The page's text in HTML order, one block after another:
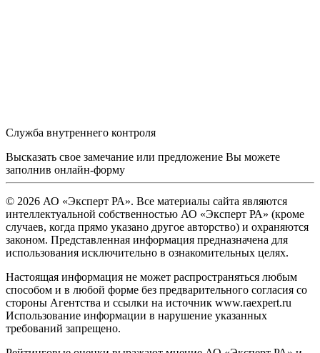
Служба внутреннего контроля
Высказать свое замечание или предложение Вы можете
заполнив онлайн-форму
© 2026 АО «Эксперт РА». Все материалы сайта являются
интеллектуальной собственностью АО «Эксперт РА» (кроме
случаев, когда прямо указано другое авторство) и охраняются
законом. Представленная информация предназначена для
использования исключительно в ознакомительных целях.
Настоящая информация не может распространяться любым
способом и в любой форме без предварительного согласия со
стороны Агентства и ссылки на источник www.raexpert.ru
Использование информации в нарушение указанных
требований запрещено.